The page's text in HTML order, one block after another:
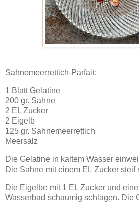
Sahnemeerrettich-Parfait:
1 Blatt Gelatine
200 gr. Sahne
2 EL Zucker
2 Eigelb
125 gr. Sahnemeerrettich
Meersalz
Die Gelatine in kaltem Wasser
Die Sahne mit einem EL Zucker steif
Die Eigelbe mit 1 EL Zucker und
Wasserbad schaumig schlagen. Die